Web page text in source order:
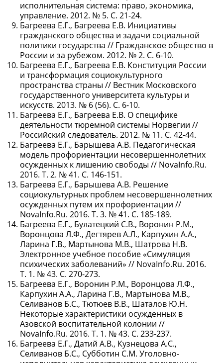
исполнительная система: право, экономика,
управление. 2012. № 5. С. 21-24.
Багреева Е.Г., Багреева Е.В. Инициативы
гражданского общества и задачи социальной
политики государства // Гражданское общество в
России и за рубежом. 2012. № 2. С. 6-10.
Багреева Е.Г., Багреева Е.В. Конституция России
и трансформация социокультурного
пространства страны // Вестник Московского
государственного университета культуры и
искусств. 2013. № 6 (56). С. 6-10.
Багреева Е.Г., Багреева Е.В. О специфике
деятельности тюремной системы Норвегии //
Российский следователь. 2012. № 11. С. 42-44.
Багреева Е.Г., Барышева А.В. Педагогическая
модель профориентации несовершеннолетних
осужденных к лишению свободы // NovaInfo.Ru.
2016. Т. 2. № 41. С. 146-151.
Багреева Е.Г., Барышева А.В. Решение
социокультурных проблем несовершеннолетних
осужденных путем их профориентации //
NovaInfo.Ru. 2016. Т. 3. № 41. С. 185-189.
Багреева Е.Г., Булатецкий С.В., Воронин Р.М.,
Воронцова Л.Ф., Дегтярев А.Л., Карпухин А.А.,
Ларина Г.В., Мартынова М.В., Шатрова Н.В.
Электронное учебное пособие «Симуляция
психических заболеваний» // NovaInfo.Ru. 2016.
Т. 1. № 43. С. 270-273.
Багреева Е.Г., Воронин Р.М., Воронцова Л.Ф.,
Карпухин А.А., Ларина Г.В., Мартынова М.В.,
Селиванов Б.С., Тютюев В.В., Шаталов Ю.Н.
Некоторые характеристики осужденных в
Азовской воспитательной колонии //
NovaInfo.Ru. 2016. Т. 1. № 43. С. 233-237.
Багреева Е.Г., Датий А.В., Кузнецова А.С.,
Селиванов Б.С., Субботин С.М. Уголовно-